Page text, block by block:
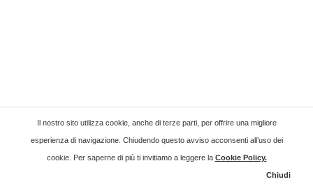
Il nostro sito utilizza cookie, anche di terze parti, per offrire una migliore
esperienza di navigazione. Chiudendo questo avviso acconsenti all’uso dei
cookie. Per saperne di più ti invitiamo a leggere la Cookie Policy.
Chiudi